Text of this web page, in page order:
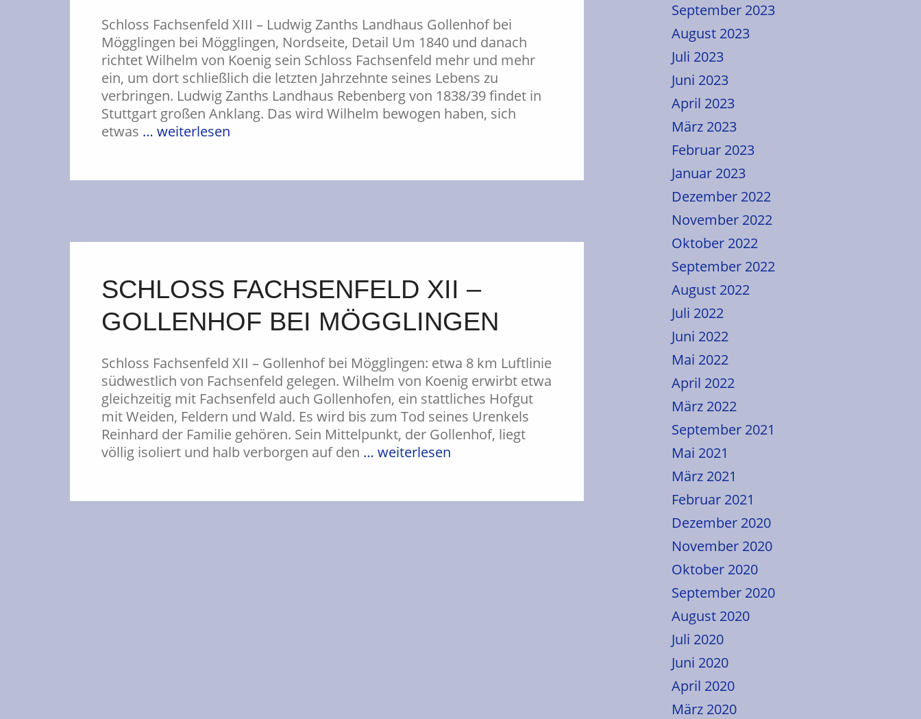
Schloss Fachsenfeld XIII – Ludwig Zanths Landhaus Gollenhof bei
Mögglingen bei Mögglingen, Nordseite, Detail Um 1840 und danach
richtet Wilhelm von Koenig sein Schloss Fachsenfeld mehr und mehr
ein, um dort schließlich die letzten Jahrzehnte seines Lebens zu
verbringen. Ludwig Zanths Landhaus Rebenberg von 1838/39 findet in
Stuttgart großen Anklang. Das wird Wilhelm bewogen haben, sich
etwas … weiterlesen
SCHLOSS FACHSENFELD XII –
GOLLENHOF BEI MÖGGLINGEN
Schloss Fachsenfeld XII – Gollenhof bei Mögglingen: etwa 8 km Luftlinie
südwestlich von Fachsenfeld gelegen. Wilhelm von Koenig erwirbt etwa
gleichzeitig mit Fachsenfeld auch Gollenhofen, ein stattliches Hofgut
mit Weiden, Feldern und Wald. Es wird bis zum Tod seines Urenkels
Reinhard der Familie gehören. Sein Mittelpunkt, der Gollenhof, liegt
völlig isoliert und halb verborgen auf den … weiterlesen
September 2023
August 2023
Juli 2023
Juni 2023
April 2023
März 2023
Februar 2023
Januar 2023
Dezember 2022
November 2022
Oktober 2022
September 2022
August 2022
Juli 2022
Juni 2022
Mai 2022
April 2022
März 2022
September 2021
Mai 2021
März 2021
Februar 2021
Dezember 2020
November 2020
Oktober 2020
September 2020
August 2020
Juli 2020
Juni 2020
April 2020
März 2020